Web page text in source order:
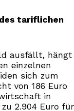
tariflichen
ausfällt, hängt
einzelnen
sich zum
von 186 Euro
in
2.904 Euro für